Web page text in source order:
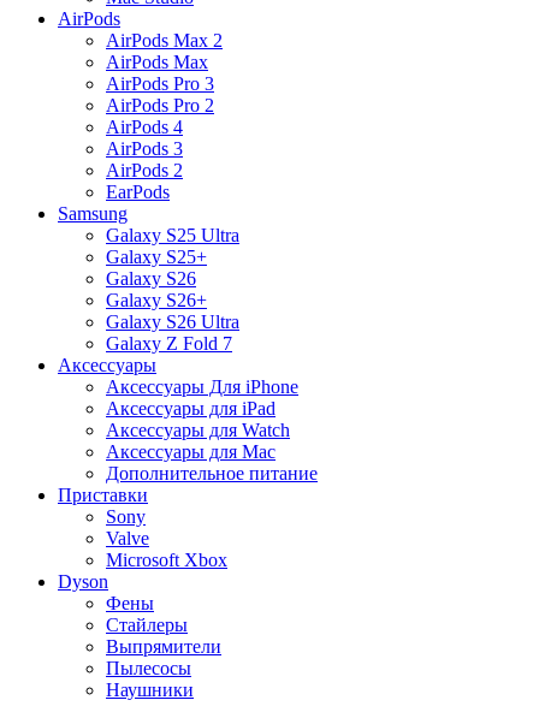
AirPods
AirPods Max 2
AirPods Max
AirPods Pro 3
AirPods Pro 2
AirPods 4
AirPods 3
AirPods 2
EarPods
Samsung
Galaxy S25 Ultra
Galaxy S25+
Galaxy S26
Galaxy S26+
Galaxy S26 Ultra
Galaxy Z Fold 7
Аксессуары
Аксессуары Для iPhone
Аксессуары для iPad
Аксессуары для Watch
Аксессуары для Mac
Дополнительное питание
Приставки
Sony
Valve
Microsoft Xbox
Dyson
Фены
Стайлеры
Выпрямители
Пылесосы
Наушники